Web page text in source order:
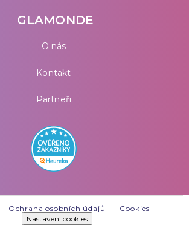
GLAMONDE
O nás
Kontakt
Partneři
Ochrana osobních údajů
Cookies
Nastavení cookies